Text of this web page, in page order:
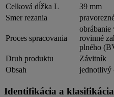
Celková dĺžka L
39 mm
Smer rezania
Proces spracovania
rovinné
plného
Druh produktu
Závitník
Obsah
jednotlivý
Identifikácia a klasifikácia